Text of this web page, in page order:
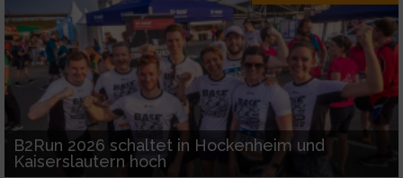
B2Run 2026 schaltet in Hockenheim und
Kaiserslautern hoch